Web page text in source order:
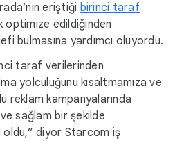
eriştiği birinci taraf
optimize edildiğinden
bulmasına yardımcı oluyordu.
taraf verilerinden
yolculuğunu kısaltmamıza ve
reklam kampanyalarında
ve sağlam bir şekilde
oldu,” diyor Starcom iş